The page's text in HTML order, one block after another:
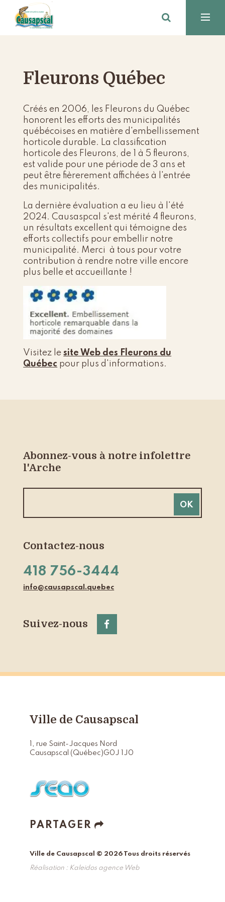
Fleurons Québec
Créés en 2006, les Fleurons du Québec
honorent les efforts des municipalités
québécoises en matière d'embellissement
horticole durable. La classification
horticole des Fleurons, de 1 à 5 fleurons,
est valide pour une période de 3 ans et
peut être fièrerement affichées à l'entrée
des municipalités.
La dernière évaluation a eu lieu à l'été
2024. Causaspcal s'est mérité 4 fleurons,
un résultats excellent qui témoigne des
efforts collectifs pour embellir notre
municipalité. Merci à tous pour votre
contribution à rendre notre ville encore
plus belle et accueillante !
Visitez lesite Web des Fleurons du
Québec pour plus d'informations.
Abonnez-vous à notre infolettre
l'Arche
Contactez-nous
418 756-3444
info@causapscal.quebec
Suivez-nous
Ville de Causapscal
1, rue Saint-Jacques Nord
Causapscal (Québec)G0J 1J0
PARTAGER
Ville de Causapscal © 2026 Tous droits réservés
Réalisation : Kaleidos agence Web